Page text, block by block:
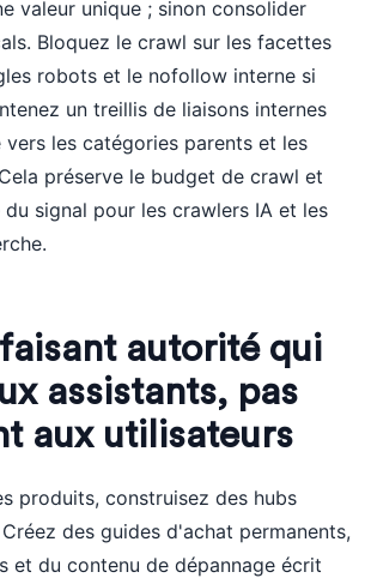
valeur unique ; sinon consolider
Bloquez le crawl sur les facettes
robots et le nofollow interne si
un treillis de liaisons internes
les catégories parents et les
préserve le budget de crawl et
signal pour les crawlers IA et les
autorité qui
assistants, pas
aux utilisateurs
produits, construisez des hubs
des guides d'achat permanents,
et du contenu de dépannage écrit